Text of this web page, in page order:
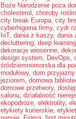
Boże Narodzenie poza
cholesterol , choroby
city break Europa, city
cyberhigiena firmy, cydr
IoT, dania z kaszy, dania
decluttering, deep learning
dekoracje wiosenne,
design system, DevOps,
śródziemnomorska dla
modułowy, dom
jeziorem, domowa
domowe przetwory,
salonu, działalność
ekopodróże, elektrolity,
etykiety kurierskie,